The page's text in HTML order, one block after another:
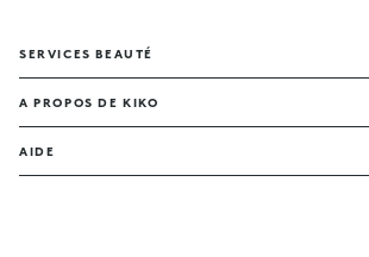
SERVICES BEAUTÉ
A PROPOS DE KIKO
AIDE